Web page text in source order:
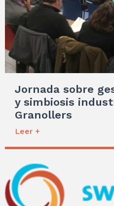
Jornada sobre
y simbiosis
Granollers
Leer +